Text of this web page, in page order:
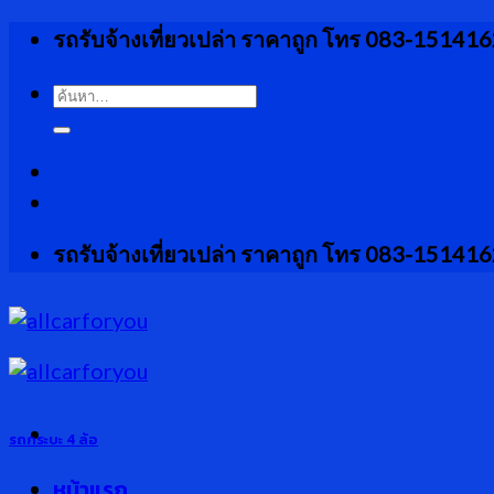
Skip
content
รถรับจ้างเที่ยวเปล่า ราคาถูก โทร 083-
ค้นหา:
รถรับจ้างเที่ยวเปล่า ราคาถูก โทร 083-
รถกระบะ 4 ล้อ